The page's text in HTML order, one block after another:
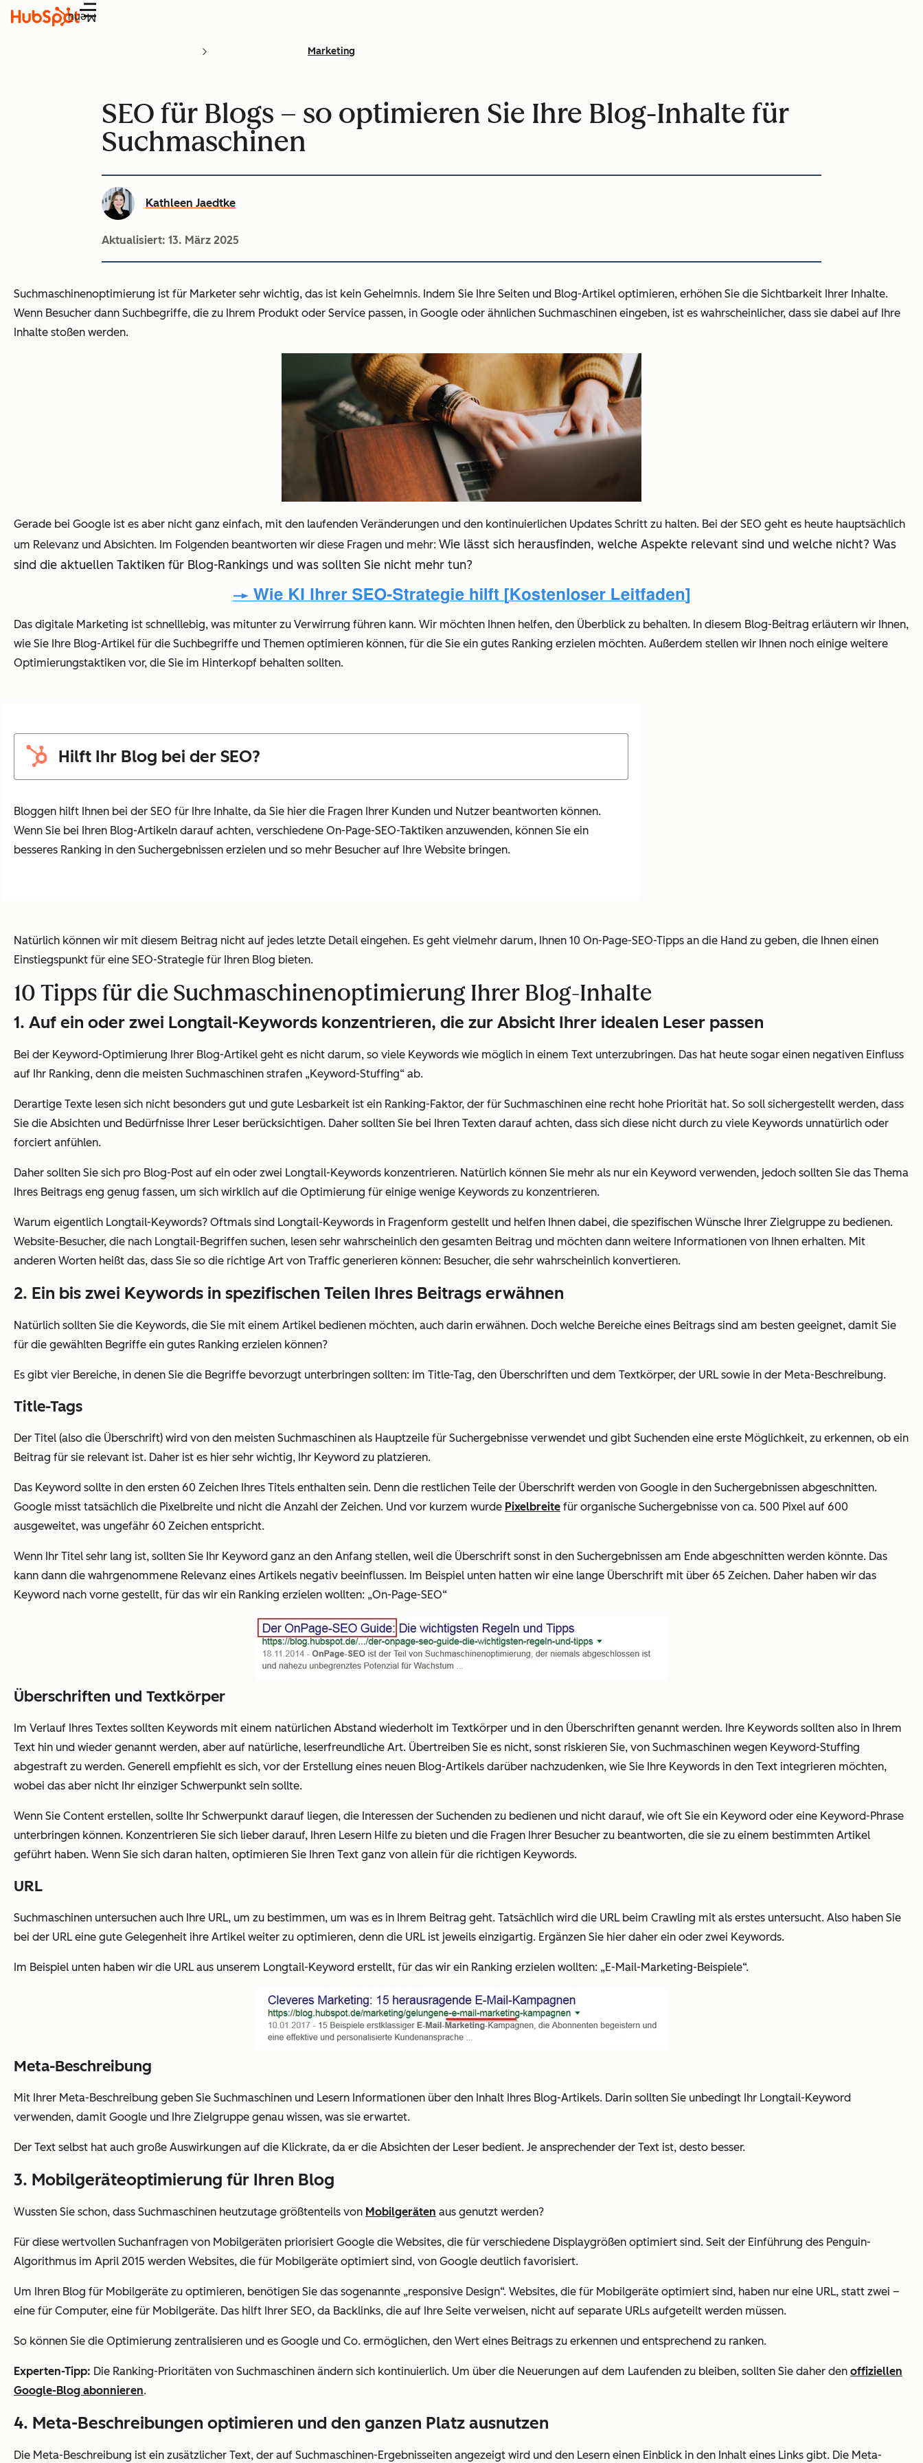
Menü
Marketing
SEO für Blogs – so optimieren Sie Ihre Blog-Inhalte für
Suchmaschinen
Kathleen Jaedtke
Aktualisiert: 13. März 2025
Suchmaschinenoptimierung ist für Marketer sehr wichtig, das ist kein Geheimnis. Indem Sie Ihre Seiten und Blog-Artikel optimieren, erhöhen Sie die Sichtbarkeit Ihrer Inhalte.
Wenn Besucher dann Suchbegriffe, die zu Ihrem Produkt oder Service passen, in Google oder ähnlichen Suchmaschinen eingeben, ist es wahrscheinlicher, dass sie dabei auf Ihre
Inhalte stoßen werden.
Gerade bei Google ist es aber nicht ganz einfach, mit den laufenden Veränderungen und den kontinuierlichen Updates Schritt zu halten. Bei der SEO geht es heute hauptsächlich
um Relevanz und Absichten. Im Folgenden beantworten wir diese Fragen und mehr: Wie lässt sich herausfinden, welche Aspekte relevant sind und welche nicht? Was
sind die aktuellen Taktiken für Blog-Rankings und was sollten Sie nicht mehr tun?
Das digitale Marketing ist schnelllebig, was mitunter zu Verwirrung führen kann. Wir möchten Ihnen helfen, den Überblick zu behalten. In diesem Blog-Beitrag erläutern wir Ihnen,
wie Sie Ihre Blog-Artikel für die Suchbegriffe und Themen optimieren können, für die Sie ein gutes Ranking erzielen möchten. Außerdem stellen wir Ihnen noch einige weitere
Optimierungstaktiken vor, die Sie im Hinterkopf behalten sollten.
Hilft Ihr Blog bei der SEO?
Bloggen hilft Ihnen bei der SEO für Ihre Inhalte, da Sie hier die Fragen Ihrer Kunden und Nutzer beantworten können.
Wenn Sie bei Ihren Blog-Artikeln darauf achten, verschiedene On-Page-SEO-Taktiken anzuwenden, können Sie ein
besseres Ranking in den Suchergebnissen erzielen und so mehr Besucher auf Ihre Website bringen.
Natürlich können wir mit diesem Beitrag nicht auf jedes letzte Detail eingehen. Es geht vielmehr darum, Ihnen 10 On-Page-SEO-Tipps an die Hand zu geben, die Ihnen einen
Einstiegspunkt für eine SEO-Strategie für Ihren Blog bieten.
10 Tipps für die Suchmaschinenoptimierung Ihrer Blog-Inhalte
1. Auf ein oder zwei Longtail-Keywords konzentrieren, die zur Absicht Ihrer idealen Leser passen
Bei der Keyword-Optimierung Ihrer Blog-Artikel geht es nicht darum, so viele Keywords wie möglich in einem Text unterzubringen. Das hat heute sogar einen negativen Einfluss
auf Ihr Ranking, denn die meisten Suchmaschinen strafen „Keyword-Stuffing“ ab.
Derartige Texte lesen sich nicht besonders gut und gute Lesbarkeit ist ein Ranking-Faktor, der für Suchmaschinen eine recht hohe Priorität hat. So soll sichergestellt werden, dass
Sie die Absichten und Bedürfnisse Ihrer Leser berücksichtigen. Daher sollten Sie bei Ihren Texten darauf achten, dass sich diese nicht durch zu viele Keywords unnatürlich oder
forciert anfühlen.
Daher sollten Sie sich pro Blog-Post auf ein oder zwei Longtail-Keywords konzentrieren. Natürlich können Sie mehr als nur ein Keyword verwenden, jedoch sollten Sie das Thema
Ihres Beitrags eng genug fassen, um sich wirklich auf die Optimierung für einige wenige Keywords zu konzentrieren.
Warum eigentlich Longtail-Keywords? Oftmals sind Longtail-Keywords in Fragenform gestellt und helfen Ihnen dabei, die spezifischen Wünsche Ihrer Zielgruppe zu bedienen.
Website-Besucher, die nach Longtail-Begriffen suchen, lesen sehr wahrscheinlich den gesamten Beitrag und möchten dann weitere Informationen von Ihnen erhalten. Mit
anderen Worten heißt das, dass Sie so die richtige Art von Traffic generieren können: Besucher, die sehr wahrscheinlich konvertieren.
2. Ein bis zwei Keywords in spezifischen Teilen Ihres Beitrags erwähnen
Natürlich sollten Sie die Keywords, die Sie mit einem Artikel bedienen möchten, auch darin erwähnen. Doch welche Bereiche eines Beitrags sind am besten geeignet, damit Sie
für die gewählten Begriffe ein gutes Ranking erzielen können?
Es gibt vier Bereiche, in denen Sie die Begriffe bevorzugt unterbringen sollten: im Title-Tag, den Überschriften und dem Textkörper, der URL sowie in der Meta-Beschreibung.
Title-Tags
Der Titel (also die Überschrift) wird von den meisten Suchmaschinen als Hauptzeile für Suchergebnisse verwendet und gibt Suchenden eine erste Möglichkeit, zu erkennen, ob ein
Beitrag für sie relevant ist. Daher ist es hier sehr wichtig, Ihr Keyword zu platzieren.
Das Keyword sollte in den ersten 60 Zeichen Ihres Titels enthalten sein. Denn die restlichen Teile der Überschrift werden von Google in den Suchergebnissen abgeschnitten.
Google misst tatsächlich die Pixelbreite und nicht die Anzahl der Zeichen. Und vor kurzem wurde Pixelbreite für organische Suchergebnisse von ca. 500 Pixel auf 600
ausgeweitet, was ungefähr 60 Zeichen entspricht.
Wenn Ihr Titel sehr lang ist, sollten Sie Ihr Keyword ganz an den Anfang stellen, weil die Überschrift sonst in den Suchergebnissen am Ende abgeschnitten werden könnte. Das
kann dann die wahrgenommene Relevanz eines Artikels negativ beeinflussen. Im Beispiel unten hatten wir eine lange Überschrift mit über 65 Zeichen. Daher haben wir das
Keyword nach vorne gestellt, für das wir ein Ranking erzielen wollten: „On-Page-SEO“
Überschriften und Textkörper
Im Verlauf Ihres Textes sollten Keywords mit einem natürlichen Abstand wiederholt im Textkörper und in den Überschriften genannt werden. Ihre Keywords sollten also in Ihrem
Text hin und wieder genannt werden, aber auf natürliche, leserfreundliche Art. Übertreiben Sie es nicht, sonst riskieren Sie, von Suchmaschinen wegen Keyword-Stuffing
abgestraft zu werden. Generell empfiehlt es sich, vor der Erstellung eines neuen Blog-Artikels darüber nachzudenken, wie Sie Ihre Keywords in den Text integrieren möchten,
wobei das aber nicht Ihr einziger Schwerpunkt sein sollte.
Wenn Sie Content erstellen, sollte Ihr Schwerpunkt darauf liegen, die Interessen der Suchenden zu bedienen und nicht darauf, wie oft Sie ein Keyword oder eine Keyword-Phrase
unterbringen können. Konzentrieren Sie sich lieber darauf, Ihren Lesern Hilfe zu bieten und die Fragen Ihrer Besucher zu beantworten, die sie zu einem bestimmten Artikel
geführt haben. Wenn Sie sich daran halten, optimieren Sie Ihren Text ganz von allein für die richtigen Keywords.
URL
Suchmaschinen untersuchen auch Ihre URL, um zu bestimmen, um was es in Ihrem Beitrag geht. Tatsächlich wird die URL beim Crawling mit als erstes untersucht. Also haben Sie
bei der URL eine gute Gelegenheit ihre Artikel weiter zu optimieren, denn die URL ist jeweils einzigartig. Ergänzen Sie hier daher ein oder zwei Keywords.
Im Beispiel unten haben wir die URL aus unserem Longtail-Keyword erstellt, für das wir ein Ranking erzielen wollten: „E-Mail-Marketing-Beispiele“.
Meta-Beschreibung
Mit Ihrer Meta-Beschreibung geben Sie Suchmaschinen und Lesern Informationen über den Inhalt Ihres Blog-Artikels. Darin sollten Sie unbedingt Ihr Longtail-Keyword
verwenden, damit Google und Ihre Zielgruppe genau wissen, was sie erwartet.
Der Text selbst hat auch große Auswirkungen auf die Klickrate, da er die Absichten der Leser bedient. Je ansprechender der Text ist, desto besser.
3. Mobilgeräteoptimierung für Ihren Blog
Wussten Sie schon, dass Suchmaschinen heutzutage größtenteils von Mobilgeräten aus genutzt werden?
Für diese wertvollen Suchanfragen von Mobilgeräten priorisiert Google die Websites, die für verschiedene Displaygrößen optimiert sind. Seit der Einführung des Penguin-
Algorithmus im April 2015 werden Websites, die für Mobilgeräte optimiert sind, von Google deutlich favorisiert.
Um Ihren Blog für Mobilgeräte zu optimieren, benötigen Sie das sogenannte „responsive Design“. Websites, die für Mobilgeräte optimiert sind, haben nur eine URL, statt zwei –
eine für Computer, eine für Mobilgeräte. Das hilft Ihrer SEO, da Backlinks, die auf Ihre Seite verweisen, nicht auf separate URLs aufgeteilt werden müssen.
So können Sie die Optimierung zentralisieren und es Google und Co. ermöglichen, den Wert eines Beitrags zu erkennen und entsprechend zu ranken.
Experten-Tipp: Die Ranking-Prioritäten von Suchmaschinen ändern sich kontinuierlich. Um über die Neuerungen auf dem Laufenden zu bleiben, sollten Sie daher den offiziellen
Google-Blog abonnieren.
4. Meta-Beschreibungen optimieren und den ganzen Platz ausnutzen
Die Meta-Beschreibung ist ein zusätzlicher Text, der auf Suchmaschinen-Ergebnisseiten angezeigt wird und den Lesern einen Einblick in den Inhalt eines Links gibt. Die Meta-